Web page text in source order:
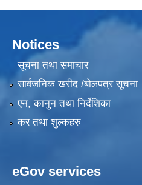
Notices
सूचना तथा समाचार
सार्वजनिक खरीद /बोलपत्र सूचना
एन, कानुन तथा निर्देशिका
कर तथा शुल्कहरु
eGov services